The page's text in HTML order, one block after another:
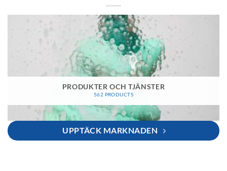
PRODUKTER OCH TJÄNSTER
562 PRODUCTS
UPPTÄCK MARKNADEN